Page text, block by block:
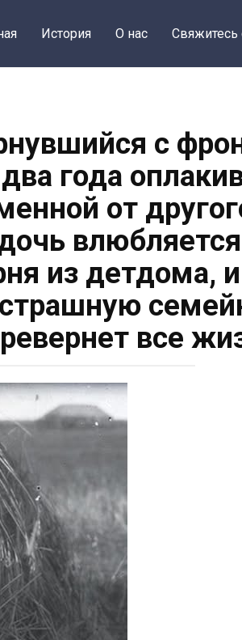
История О нас Свяжитесь
с
года
от
из детдома,
страшную
все